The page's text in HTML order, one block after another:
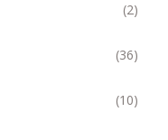
(2)
(36)
(10)